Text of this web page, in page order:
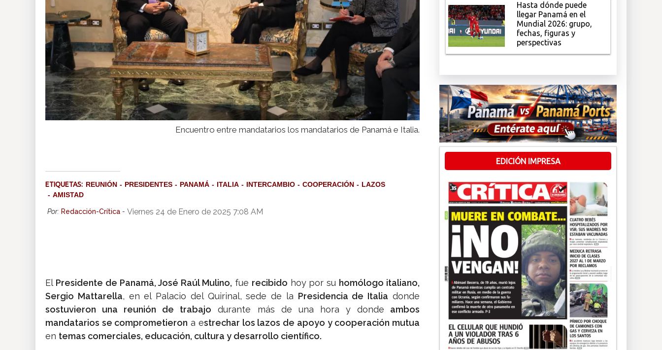
Encuentro entre mandatarios los mandatarios de Panamá e Italia.
ETIQUETAS: REUNIÓN PRESIDENTES PANAMÁ ITALIA INTERCAMBIO COOPERACIÓN
LAZOS
AMISTAD
Por: Redacción-Crítica - Viernes 24 de Enero de 2025 7:08 AM
El Presidente de Panamá, José Raúl Mulino, fue recibido hoy por su homólogo italiano,
Sergio Mattarella, en el Palacio del Quirinal, sede de la Presidencia de Italia donde
sostuvieron una reunión de trabajo durante más de una hora y donde ambos
mandatarios se comprometieron a estrechar los lazos de apoyo y cooperación mutua
en temas comerciales, educación, cultura y desarrollo científico.
Hasta dónde puede
llegar Panamá en el
Mundial 2026: grupo,
fechas, figuras y
perspectivas
EDICIÓN IMPRESA